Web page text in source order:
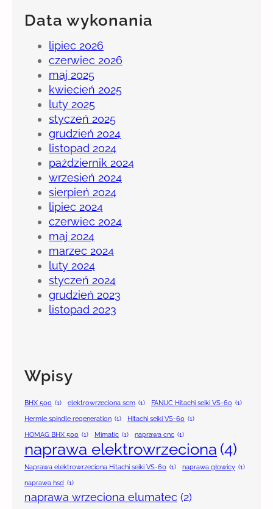
Data wykonania
lipiec 2026
czerwiec 2026
maj 2025
kwiecień 2025
luty 2025
styczeń 2025
grudzień 2024
listopad 2024
październik 2024
wrzesień 2024
sierpień 2024
lipiec 2024
czerwiec 2024
maj 2024
marzec 2024
luty 2024
styczeń 2024
grudzień 2023
listopad 2023
Wpisy
BHX 500 (1) elektrowrzeciona scm (1) FANUC Hitachi seiki VS-60 (1)
Hermle spindle regeneration (1) Hitachi seiki VS-60 (1)
HOMAG BHX 500 (1) Mimatic (1) naprawa cnc (1)
naprawa elektrowrzeciona (4)
Naprawa elektrowrzeciona Hitachi seiki VS-60 (1) naprawa głowicy (1)
naprawa hsd (1)
naprawa wrzeciona elumatec (2)